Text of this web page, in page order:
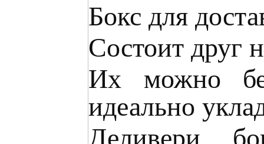
Бокс для
Состоит друг
Их можно
идеально
Деливери